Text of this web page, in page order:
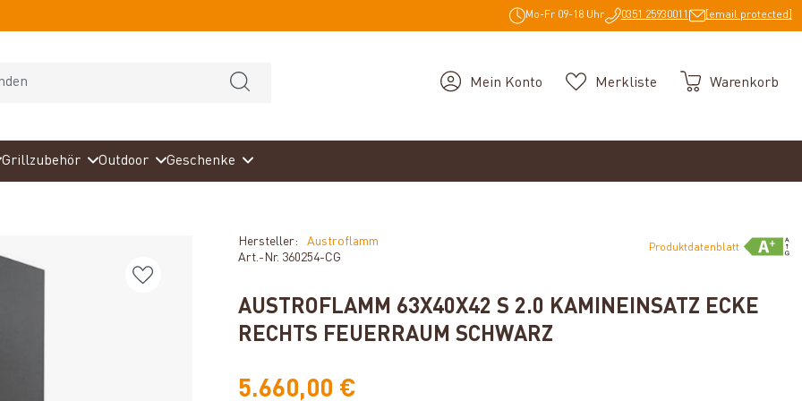
Mo-Fr 09-18 Uhr 0351 25930011 [email protected]
Mein Konto Merkliste Warenkorb
Grillzubehör Outdoor Geschenke
Hersteller:
Austroflamm
Art.-Nr. 360254-CG
Produktdatenblatt
AUSTROFLAMM 63X40X42 S 2.0 KAMINEINSATZ ECKE
RECHTS FEUERRAUM SCHWARZ
5.660,00 €